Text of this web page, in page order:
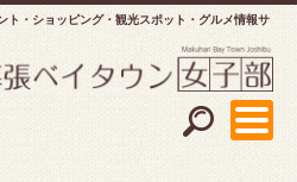
ト・ショッピング
観光スポット・グルメ情報サ